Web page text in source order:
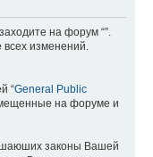
на форум “”.
изменений.
“General Public
на форуме и
законы Вашей